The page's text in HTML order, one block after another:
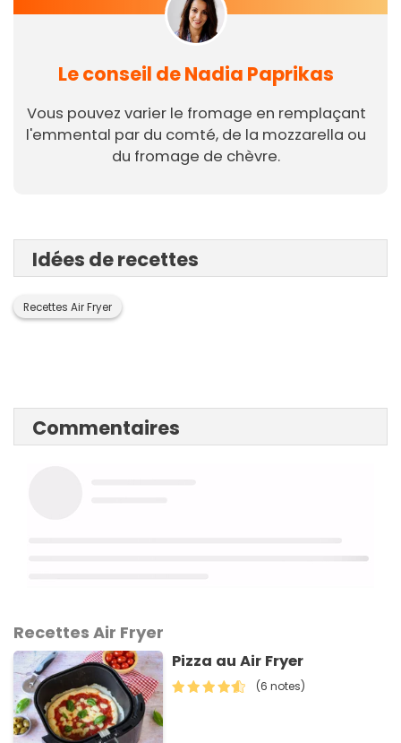
Le conseil de Nadia Paprikas
Vous pouvez varier le fromage en remplaçant
l'emmental par du comté, de la mozzarella ou
du fromage de chèvre.
Idées de recettes
Recettes Air Fryer
Commentaires
Recettes Air Fryer
Pizza au Air Fryer
(6 notes)